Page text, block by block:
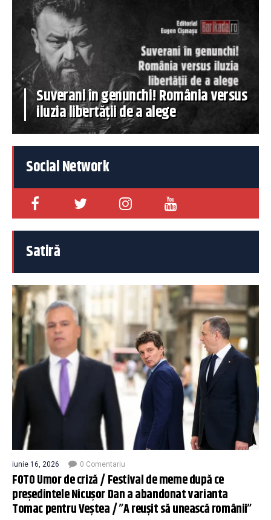
Suverani în genunchi! România versus
iluzia libertății de a alege
Social Network
Satiră
iunie 16, 2026 0 Comentariu
FOTO Umor de criză / Festival de meme după ce
președintele Nicușor Dan a abandonat varianta
Tomac pentru Veștea / ”A reușit să unească românii”